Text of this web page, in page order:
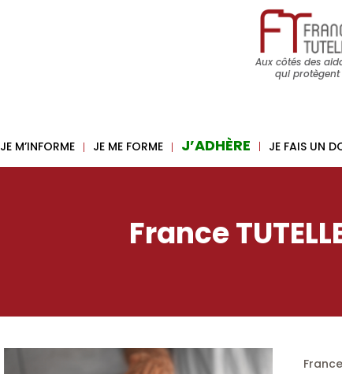
Aux côtés des
qui protègent
JE M’INFORME JE ME FORME J’ADHÈRE JE FAIS UN
France